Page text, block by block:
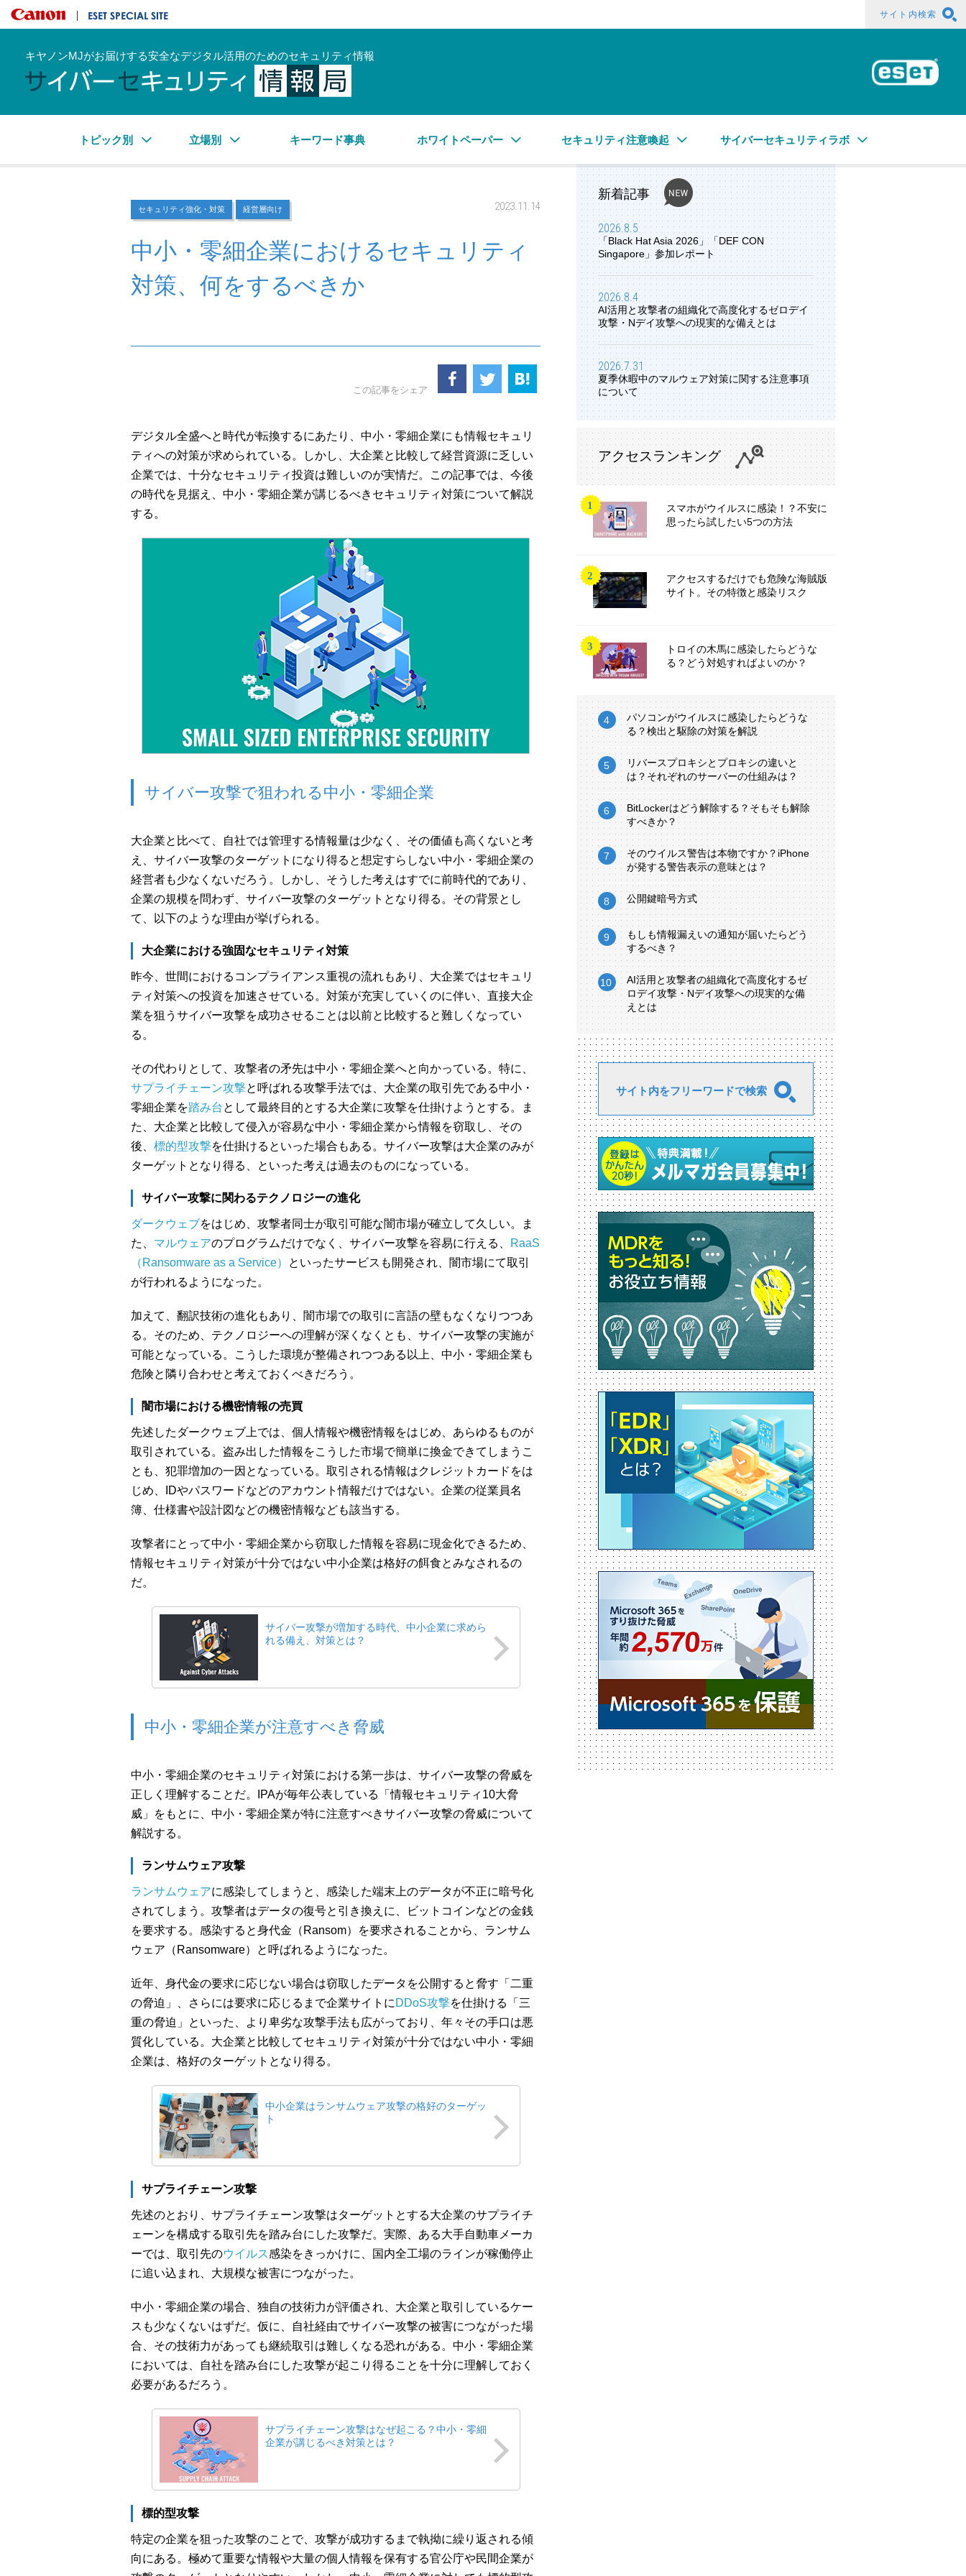
キヤノンマーケティングジャパン株式会社 サイト内検索
キヤノンMJがお届けする安全なデジタル活用のためのセキュリティ情報
トピック別 立場別 キーワード事典 ホワイトペーパー セキュリティ注意喚起 サイバーセキュリティラボ
セキュリティ強化・対策 経営層向け 2023.11.14
中小・零細企業におけるセキュリティ
対策、何をするべきか
この記事をシェア
デジタル全盛へと時代が転換するにあたり、中小・零細企業にも情報セキュリ
ティへの対策が求められている。しかし、大企業と比較して経営資源に乏しい
企業では、十分なセキュリティ投資は難しいのが実情だ。この記事では、今後
の時代を見据え、中小・零細企業が講じるべきセキュリティ対策について解説
する。
サイバー攻撃で狙われる中小・零細企業
大企業と比べて、自社では管理する情報量は少なく、その価値も高くないと考
え、サイバー攻撃のターゲットになり得ると想定すらしない中小・零細企業の
経営者も少なくないだろう。しかし、そうした考えはすでに前時代的であり、
企業の規模を問わず、サイバー攻撃のターゲットとなり得る。その背景とし
て、以下のような理由が挙げられる。
大企業における強固なセキュリティ対策
昨今、世間におけるコンプライアンス重視の流れもあり、大企業ではセキュリ
ティ対策への投資を加速させている。対策が充実していくのに伴い、直接大企
業を狙うサイバー攻撃を成功させることは以前と比較すると難しくなってい
る。
その代わりとして、攻撃者の矛先は中小・零細企業へと向かっている。特に、
サプライチェーン攻撃と呼ばれる攻撃手法では、大企業の取引先である中小・
零細企業を踏み台 として最終目的とする大企業に攻撃を仕掛けようとする。ま
た、大企業と比較して侵入が容易な中小・零細企業から情報を窃取し、その
後、 標的型攻撃を仕掛けるといった場合もある。サイバー攻撃は大企業のみが
ターゲットとなり得る、といった考えは過去のものになっている。
サイバー攻撃に関わるテクノロジーの進化
ダークウェブをはじめ、攻撃者同士が取引可能な闇市場が確立して久しい。ま
た、 マルウェアのプログラムだけでなく、サイバー攻撃を容易に行える、
RaaS
（Ransomware as a Service）
といったサービスも開発され、闇市場にて取引
が行われるようになった。
加えて、翻訳技術の進化もあり、闇市場での取引に言語の壁もなくなりつつあ
る。そのため、テクノロジーへの理解が深くなくとも、サイバー攻撃の実施が
可能となっている。こうした環境が整備されつつある以上、中小・零細企業も
危険と隣り合わせと考えておくべきだろう。
闇市場における機密情報の売買
先述したダークウェブ上では、個人情報や機密情報をはじめ、あらゆるものが
取引されている。盗み出した情報をこうした市場で簡単に換金できてしまうこ
とも、犯罪増加の一因となっている。取引される情報はクレジットカードをは
じめ、IDやパスワードなどのアカウント情報だけではない。企業の従業員名
簿、仕様書や設計図などの機密情報なども該当する。
攻撃者にとって中小・零細企業から窃取した情報を容易に現金化できるため、
情報セキュリティ対策が十分ではない中小企業は格好の餌食とみなされるの
だ。
サイバー攻撃が増加する時代、中小企業に求めら
れる備え、対策とは？
中小・零細企業が注意すべき脅威
中小・零細企業のセキュリティ対策における第一歩は、サイバー攻撃の脅威を
正しく理解することだ。IPAが毎年公表している「情報セキュリティ10大脅
威」をもとに、中小・零細企業が特に注意すべきサイバー攻撃の脅威について
解説する。
ランサムウェア攻撃
ランサムウェアに感染してしまうと、感染した端末上のデータが不正に暗号化
されてしまう。攻撃者はデータの復号と引き換えに、ビットコインなどの金銭
を要求する。感染すると身代金（Ransom）を要求されることから、ランサム
ウェア（Ransomware）と呼ばれるようになった。
近年、身代金の要求に応じない場合は窃取したデータを公開すると脅す「二重
の脅迫」、さらには要求に応じるまで企業サイトに DDoS攻撃を仕掛ける「三
重の脅迫」といった、より卑劣な攻撃手法も広がっており、年々その手口は悪
質化している。大企業と比較してセキュリティ対策が十分ではない中小・零細
企業は、格好のターゲットとなり得る。
中小企業はランサムウェア攻撃の格好のターゲッ
ト
サプライチェーン攻撃
先述のとおり、サプライチェーン攻撃はターゲットとする大企業のサプライチ
ェーンを構成する取引先を踏み台にした攻撃だ。実際、ある大手自動車メーカ
ーでは、取引先のウイルス感染をきっかけに、国内全工場のラインが稼働停止
に追い込まれ、大規模な被害につながった。
中小・零細企業の場合、独自の技術力が評価され、大企業と取引しているケー
スも少なくないはずだ。仮に、自社経由でサイバー攻撃の被害につながった場
合、その技術力があっても継続取引は難しくなる恐れがある。中小・零細企業
においては、自社を踏み台にした攻撃が起こり得ることを十分に理解しておく
必要があるだろう。
サプライチェーン攻撃はなぜ起こる？中小・零細
企業が講じるべき対策とは？
標的型攻撃
特定の企業を狙った攻撃のことで、攻撃が成功するまで執拗に繰り返される傾
向にある。極めて重要な情報や大量の個人情報を保有する官公庁や民間企業が
新着記事
2026.8.5
「Black Hat Asia 2026」「DEF CON
Singapore」参加レポート
2026.8.4
AI活用と攻撃者の組織化で高度化するゼロデイ
攻撃・Nデイ攻撃への現実的な備えとは
2026.7.31
夏季休暇中のマルウェア対策に関する注意事項
について
アクセスランキング
スマホがウイルスに感染！？不安に
思ったら試したい5つの方法
アクセスするだけでも危険な海賊版
サイト。その特徴と感染リスク
トロイの木馬に感染したらどうな
る？どう対処すればよいのか？
パソコンがウイルスに感染したらどうな
る？検出と駆除の対策を解説
リバースプロキシとプロキシの違いと
は？それぞれのサーバーの仕組みは？
BitLockerはどう解除する？そもそも解除
すべきか？
そのウイルス警告は本物ですか？iPhone
が発する警告表示の意味とは？
公開鍵暗号方式
もしも情報漏えいの通知が届いたらどう
するべき？
AI活用と攻撃者の組織化で高度化するゼ
ロデイ攻撃・Nデイ攻撃への現実的な備
えとは
サイト内をフリーワードで検索